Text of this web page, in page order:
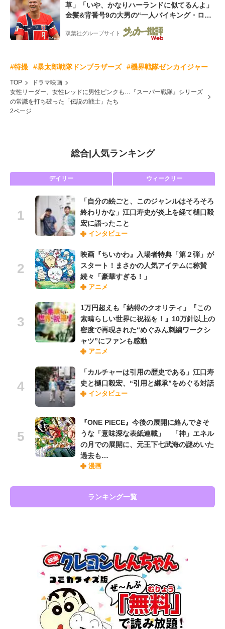
草」「いや、かなりハーランドに似てるんよ」
金髪&背番号9の大男の“一人バイキング・ロ
ー”映像が話題!「元気をもらった」
双葉社グループサイト
#特撮 #暴太郎戦隊ドンブラザーズ #機界戦隊ゼンカイジャー
TOP
ドラマ映画
女性リーダー、女性レッドに男性ピンクも…『スーパー戦隊』シリーズ
の常識を打ち破った「伝説の戦士」たち
2ページ
総合| 人気ランキング
デイリー ウィークリー
「自分の絵ごと、このジャンルはそろそろ
終わりかな」江口寿史が炎上を経て樋口毅
宏に語ったこと
インタビュー
映画『ちいかわ』入場者特典「第２弾」が
スタート！まさかの人気アイテムに称賛
続々「豪華すぎる！」
アニメ
1万円超えも「納得のクオリティ」『この
素晴らしい世界に祝福を！』10万針以上の
密度で再現された“めぐみん刺繍ワークシ
ャツ”にファンも感動
アニメ
「カルチャーは引用の歴史である」江口寿
史と樋口毅宏、“引用と継承”をめぐる対話
インタビュー
『ONE PIECE』今後の展開に絡んできそ
うな「意味深な表紙連載」 「神」エネル
の月での展開に、元王下七武海の謎めいた
過去も…
漫画
ランキング一覧